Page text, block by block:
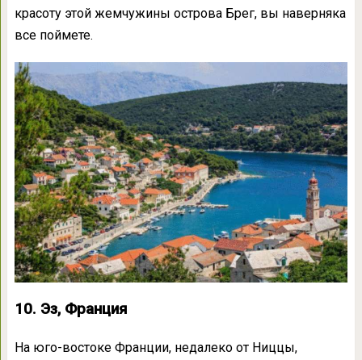
красоту этой жемчужины острова Брег, вы наверняка
все поймете.
10. Эз, Франция
На юго-востоке Франции, недалеко от Ниццы,